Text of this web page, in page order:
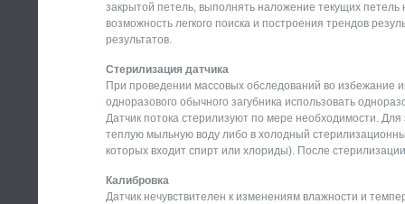
закрытой петель, выполнять наложение текущих
возможность легкого поиска и построения трендов
результатов.
Стерилизация датчика
При проведении массовых обследований во избежание
одноразового обычного загубника использовать
Датчик потока стерилизуют по мере необходимости.
теплую мыльную воду либо в холодный
которых входит спирт или хлориды). После
Калибровка
Датчик нечувствителен к изменениям влажности и